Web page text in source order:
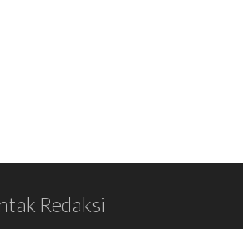
Redaksi